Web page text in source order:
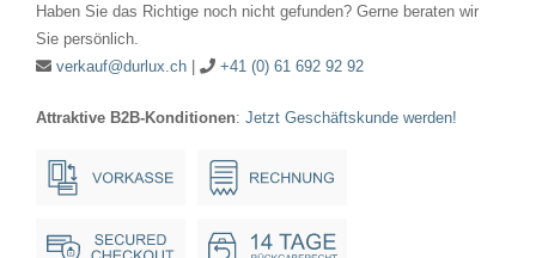
Ba15d
Menge
Haben Sie das Richtige noch nicht gefunden? Gerne beraten wir
Sie persönlich.
verkauf@durlux.ch| +41 (0) 61 692 92 92
Attraktive B2B-Konditionen: Jetzt Geschäftskunde werden!